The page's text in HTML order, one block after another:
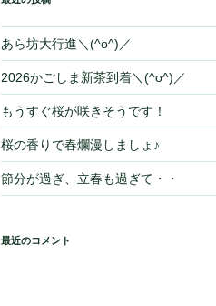
あら坊大行進＼(^o^)／
2026かごしま新茶到着＼(^o^)／
もうすぐ桜が咲きそうです！
桜の香りで春爛漫しましょ♪
節分が過ぎ、立春も過ぎて・・
最近のコメント